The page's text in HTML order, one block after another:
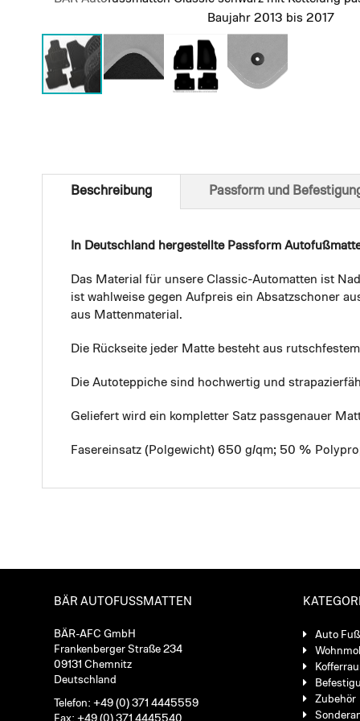
Baujahr 2013 bis 2017
of
Beschreibung
In Deutschland hergestellte Passform
Das Material für unsere Classic-Automatten ist
ist wahlweise gegen Aufpreis ein Absatzschoner
aus Mattenmaterial.
Die Rückseite jeder Matte besteht aus
Die Autoteppiche sind hochwertig und
Geliefert wird ein kompletter Satz passgenauer
Fasereinsatz (Polgewicht) 650 g/qm; 50 %
Passform und
BÄR AUTOFUSSMATTEN
BÄR-AFC GmbH
Frankenberger Straße 234
09131 Chemnitz
Deutschland
Telefon: +49 (0) 371 4445559
Fax: +49 (0) 371 4445540
Auto
Zubehör